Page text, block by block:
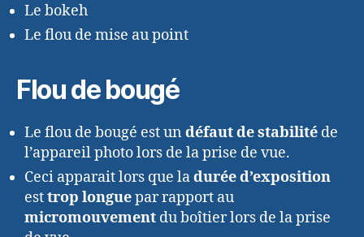
Le bokeh
Le flou de mise au point
Flou de bougé
Le flou de bougé est un défaut de stabilité de
l’appareil photo lors de la prise de vue.
Ceci apparait lors que ladurée d’exposition
esttrop longuepar rapport au
micromouvement du boîtier lors de la prise